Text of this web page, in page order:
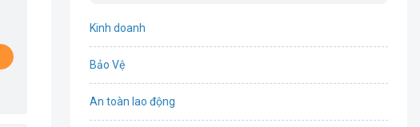
Kinh doanh
Bảo Vệ
An toàn lao động